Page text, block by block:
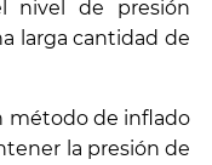
nivel de presión
larga cantidad de
método de inflado
la presión de